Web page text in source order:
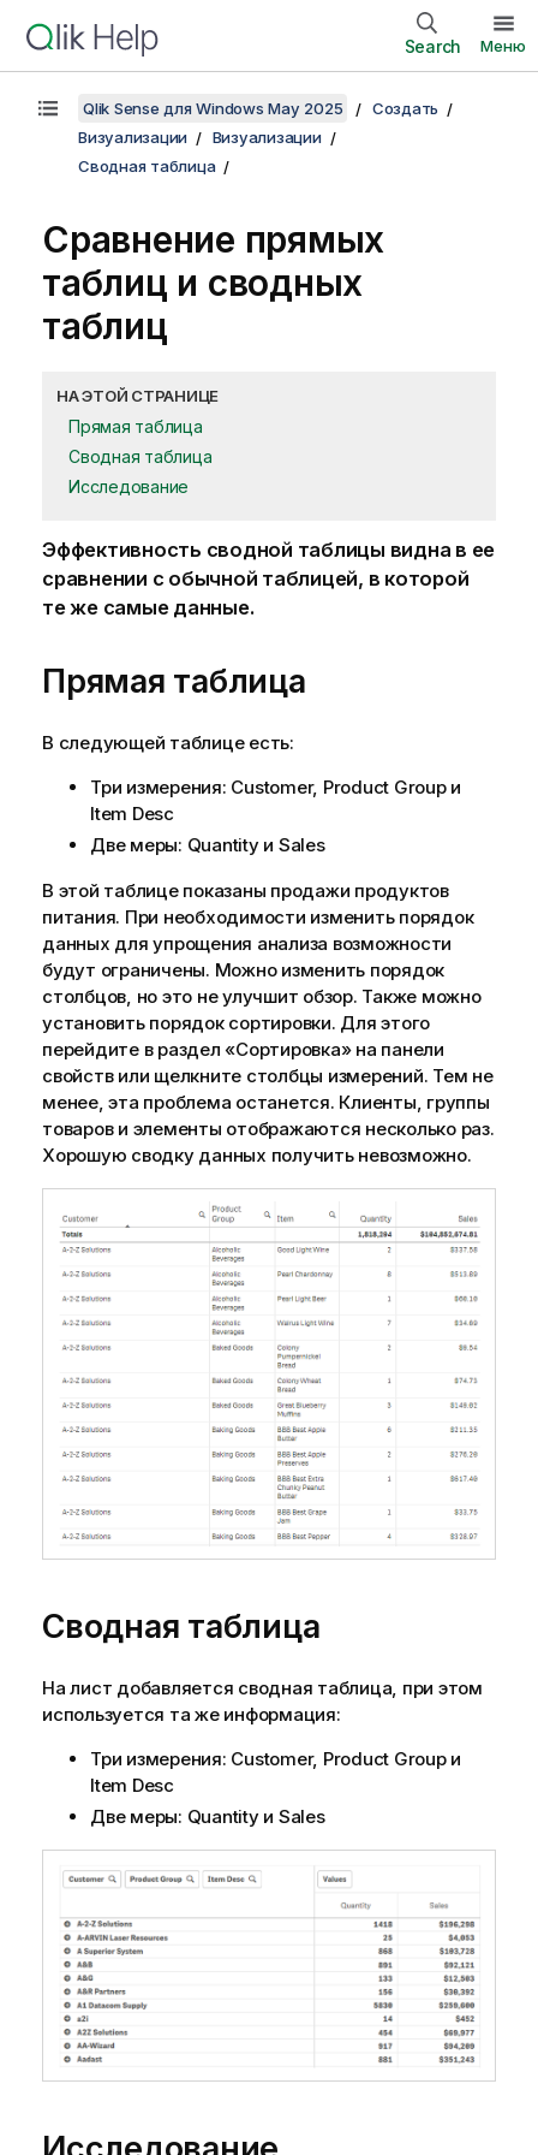
Search Меню
Qlik Sense для Windows May 2025
Создать
Визуализации
Визуализации
Сводная таблица
Сравнение прямых
таблиц и сводных
таблиц
НА ЭТОЙ СТРАНИЦЕ
Прямая таблица
Сводная таблица
Исследование
Эффективность сводной таблицы видна в ее
сравнении с обычной таблицей, в которой
те же самые данные.
Прямая таблица
В следующей таблице есть:
Три измерения: Customer, Product Groupи
Item Desc
Две меры: Quantityи Sales
В этой таблице показаны продажи продуктов
питания. При необходимости изменить порядок
данных для упрощения анализа возможности
будут ограничены. Можно изменить порядок
столбцов, но это не улучшит обзор. Также можно
установить порядок сортировки. Для этого
перейдите в раздел «Сортировка» на панели
свойств или щелкните столбцы измерений. Тем не
менее, эта проблема останется. Клиенты, группы
товаров и элементы отображаются несколько раз.
Хорошую сводку данных получить невозможно.
Сводная таблица
На лист добавляется сводная таблица, при этом
используется та же информация:
Три измерения: Customer, Product Groupи
Item Desc
Две меры: Quantityи Sales